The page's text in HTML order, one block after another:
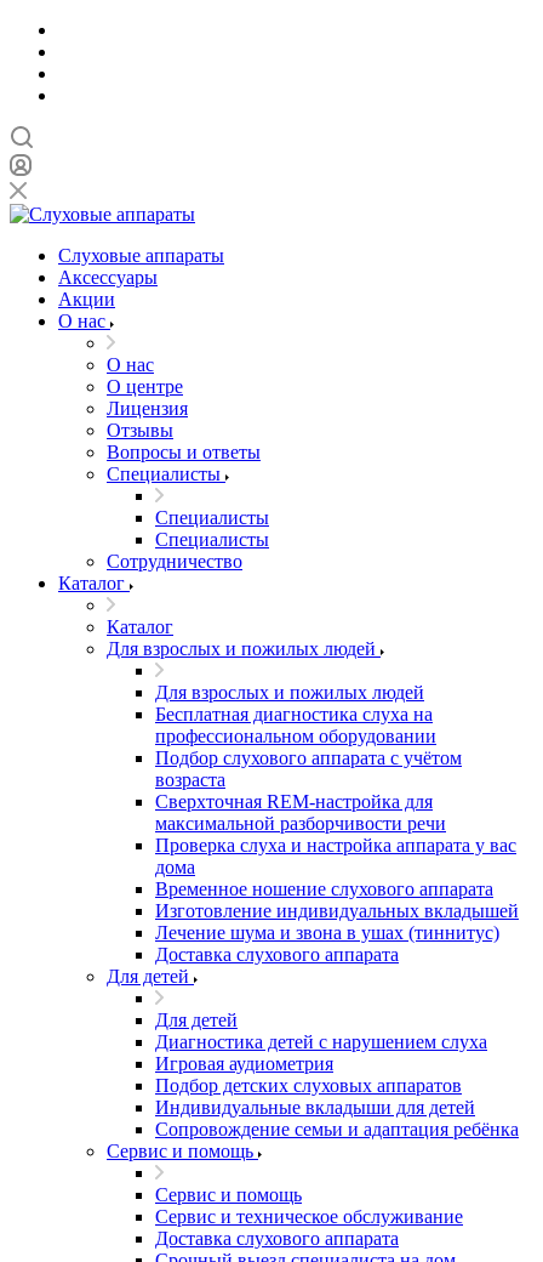
Слуховые аппараты
Аксессуары
Акции
О нас
О нас
О центре
Лицензия
Отзывы
Вопросы и ответы
Специалисты
Специалисты
Специалисты
Сотрудничество
Каталог
Каталог
Для взрослых и пожилых людей
Для взрослых и пожилых людей
Бесплатная диагностика слуха на
профессиональном оборудовании
Подбор слухового аппарата с учётом
возраста
Сверхточная REM-настройка для
максимальной разборчивости речи
Проверка слуха и настройка аппарата у вас
дома
Временное ношение слухового аппарата
Изготовление индивидуальных вкладышей
Лечение шума и звона в ушах (тиннитус)
Доставка слухового аппарата
Для детей
Для детей
Диагностика детей с нарушением слуха
Игровая аудиометрия
Подбор детских слуховых аппаратов
Индивидуальные вкладыши для детей
Сопровождение семьи и адаптация ребёнка
Сервис и помощь
Сервис и помощь
Сервис и техническое обслуживание
Доставка слухового аппарата